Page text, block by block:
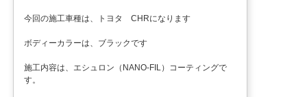
今回の施工車種は、トヨタ CHRになります
ボディーカラーは、ブラックです
施工内容は、エシュロン（NANO-FIL）コーティングで
す。